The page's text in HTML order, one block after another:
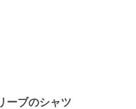
ーブのシャツ